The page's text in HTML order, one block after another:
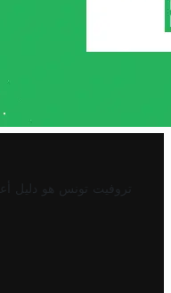
تروفيت تونس هو دليل